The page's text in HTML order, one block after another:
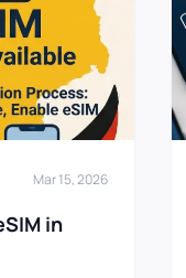
Mar 15, 2026
in